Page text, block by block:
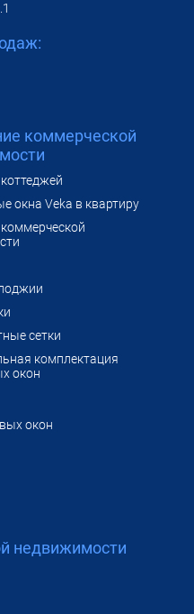
коммерческой
окна Veka в квартиру
сетки
комплектация
окон
окон
недвижимости